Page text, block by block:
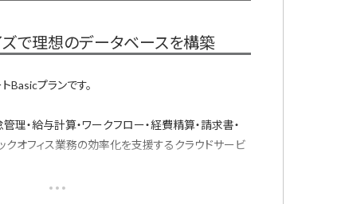
で理想のデータベースを構築
プランです。
理・給与計算・ワークフロー・経費精算・請求書・
クオフィス業務の効率化を支援するクラウドサービ
のデータをジンジャーに集約し、「1つのデータベー